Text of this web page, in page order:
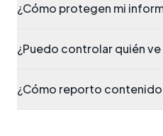
¿Cómo protegen mi
¿Puedo controlar quién
¿Cómo reporto